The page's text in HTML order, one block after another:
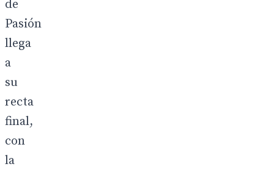
de
Pasión
llega
a
su
recta
final,
con
la